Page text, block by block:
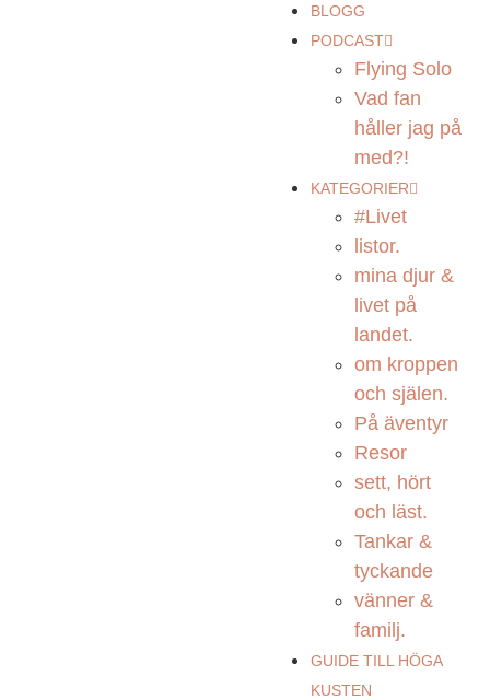
BLOGG
PODCAST
Flying Solo
Vad fan
håller jag på
med?!
KATEGORIER
#Livet
listor.
mina djur &
livet på
landet.
om kroppen
och själen.
På äventyr
Resor
sett, hört
och läst.
Tankar &
tyckande
vänner &
familj.
GUIDE TILL HÖGA
KUSTEN